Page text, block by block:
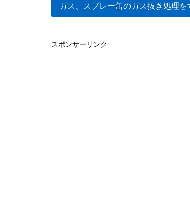
ガス、スプレー缶のガス抜き処理
スポンサーリンク